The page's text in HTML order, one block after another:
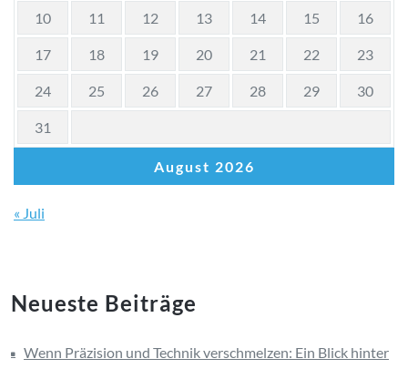
August 2026
10 11 12 13 14 15 16
17 18 19 20 21 22 23
24 25 26 27 28 29 30
31
« Juli
Neueste Beiträge
Wenn Präzision und Technik verschmelzen: Ein Blick hinter